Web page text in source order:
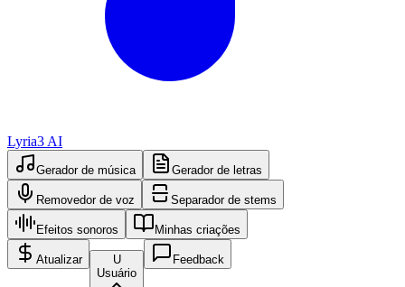
Lyria3 AI
Gerador de música Gerador de letras
Removedor de voz Separador de stems
Efeitos sonoros Minhas criações
Atualizar
U
Usuário
Feedback